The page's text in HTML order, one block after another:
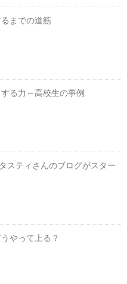
までの道筋
る力～高校生の事例
スティさんのブログがスター
やって上る？